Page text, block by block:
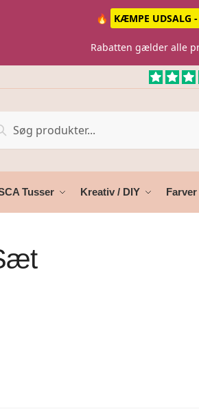
🔥 KÆMPE UDSALG
Rabatten gælder alle
Tusser Kreativ / DIY